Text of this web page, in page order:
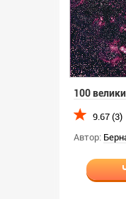
100
9.67 (3)
Автор: